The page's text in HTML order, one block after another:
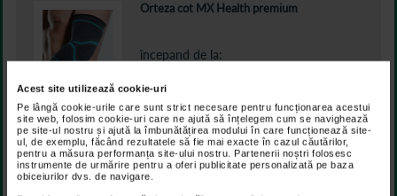
Acest site utilizează cookie-uri
Pe lângă cookie-urile care sunt strict necesare pentru funcționarea acestui
site web, folosim cookie-uri care ne ajută să înțelegem cum se navighează
pe site-ul nostru și ajută la îmbunătățirea modului în care funcționează site-
ul, de exemplu, făcând rezultatele să fie mai exacte în cazul căutărilor,
pentru a măsura performanța site-ului nostru. Partenerii noștri folosesc
instrumente de urmărire pentru a oferi publicitate personalizată pe baza
obiceiurilor dvs. de navigare.
Orteza cot MX Health premium
începand de la
ArtroSuport gel emulsionat, 100 g, Naturalis